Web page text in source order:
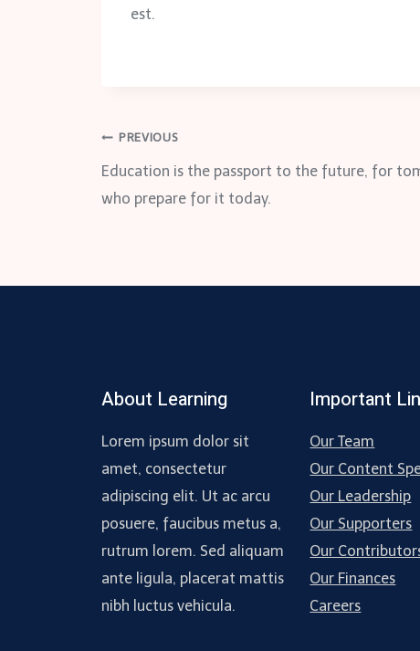
est.
Post
navigation
PREVIOUS
Education is the passport to the future, for
who prepare for it today.
About Learning
Lorem ipsum dolor sit
amet, consectetur
adipiscing elit. Ut ac arcu
posuere, faucibus metus a,
rutrum lorem. Sed aliquam
ante ligula, placerat mattis
nibh luctus vehicula.
Important
Our Team
Our Content
Our Leadership
Our Supporters
Our
Our Finances
Careers